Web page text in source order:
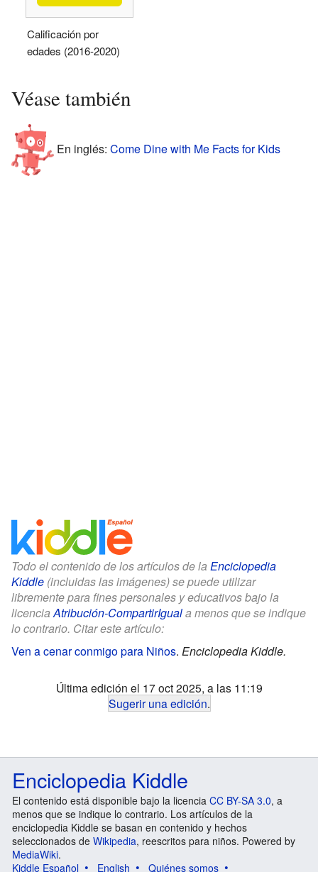
Calificación por
edades (2016-2020)
Véase también
En inglés: Come Dine with Me Facts for Kids
Todo el contenido de los artículos de la Enciclopedia
Kiddle (incluidas las imágenes) se puede utilizar
libremente para fines personales y educativos bajo la
licenciaAtribución-CompartirIguala menos que se indique
lo contrario. Citar este artículo:
Ven a cenar conmigo para Niños. Enciclopedia Kiddle.
Última edición el 17 oct 2025, a las 11:19
Sugerir una edición.
Enciclopedia Kiddle
El contenido está disponible bajo la licencia CC BY-SA 3.0, a
menos que se indique lo contrario. Los artículos de la
enciclopedia Kiddle se basan en contenido y hechos
seleccionados de Wikipedia, reescritos para niños. Powered by
MediaWiki.
Kiddle Español
English Quiénes somos